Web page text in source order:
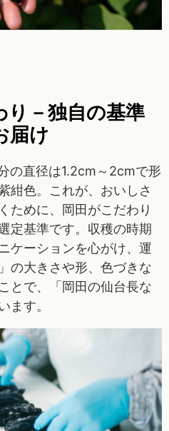
り－独自の基準
届け
の直径は1.2cm～2cmで形
紺色。これが、おいしさ
ために、岡田がこだわり
定基準です。収穫の時期
ケーションを心がけ、運
の大きさや形、色づきな
とで、「岡田の仙台長な
ます。